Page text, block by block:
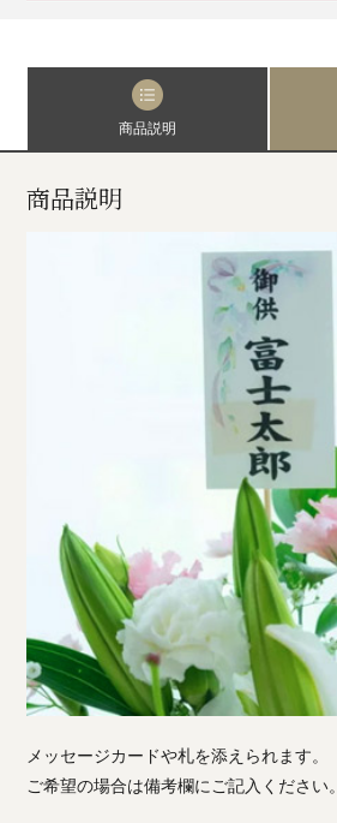
商品説明
商品説明
メッセージカードや札を添えられます。
ご希望の場合は備考欄にご記入ください。